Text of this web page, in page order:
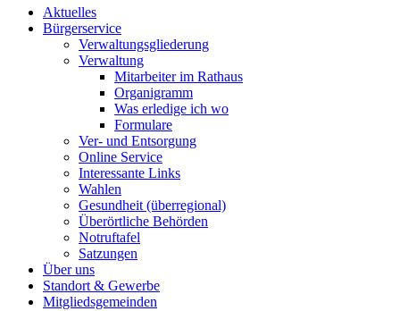
Aktuelles
Bürgerservice
Verwaltungsgliederung
Verwaltung
Mitarbeiter im Rathaus
Organigramm
Was erledige ich wo
Formulare
Ver- und Entsorgung
Online Service
Interessante Links
Wahlen
Gesundheit (überregional)
Überörtliche Behörden
Notruftafel
Satzungen
Über uns
Standort & Gewerbe
Mitgliedsgemeinden